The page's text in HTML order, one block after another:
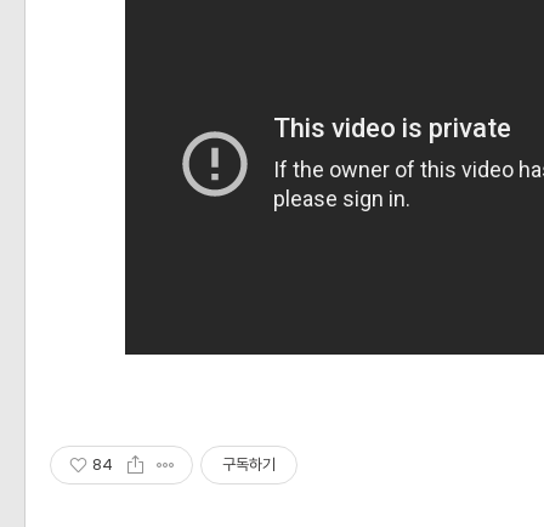
84 구독하기